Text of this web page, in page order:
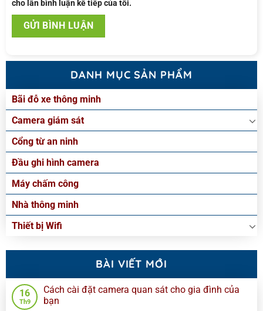
cho lần bình luận kế tiếp của tôi.
DANH MỤC SẢN PHẨM
Bãi đỗ xe thông minh
Camera giám sát
Cổng từ an ninh
Đầu ghi hình camera
Máy chấm công
Nhà thông minh
Thiết bị Wifi
BÀI VIẾT MỚI
16
Th9
Cách cài đặt camera quan sát cho gia đình của
bạn